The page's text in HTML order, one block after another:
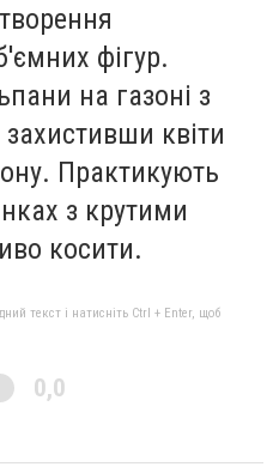
фігур.
на газоні з
квіти
Практикують
з крутими
косити.
текст і натисніть Ctrl + Enter, щоб
0,0